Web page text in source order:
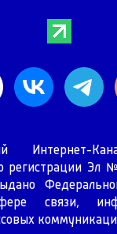
Интернет-
о регистрации
связи,